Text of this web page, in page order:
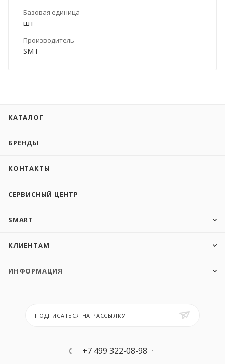
Базовая единица
шт
Производитель
SMT
КАТАЛОГ
БРЕНДЫ
КОНТАКТЫ
СЕРВИСНЫЙ ЦЕНТР
SMART
КЛИЕНТАМ
ИНФОРМАЦИЯ
ПОДПИСАТЬСЯ НА РАССЫЛКУ
+7 499 322-08-98